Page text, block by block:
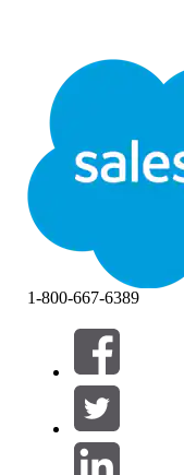
1-800-667-6389